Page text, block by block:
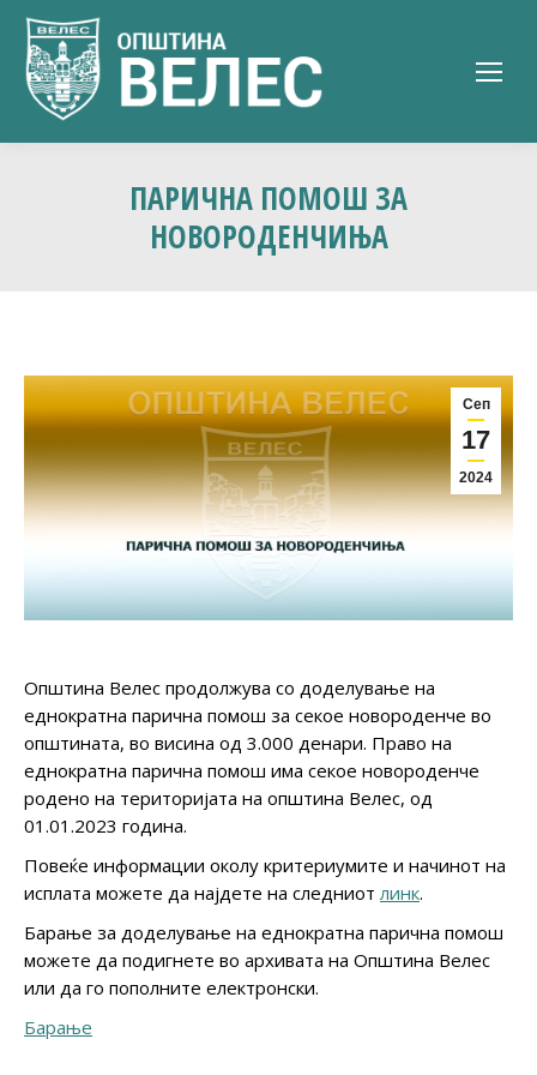
ПАРИЧНА ПОМОШ ЗА
НОВОРОДЕНЧИЊА
Сеп
17
2024
Општина Велес продолжува со доделување на
еднократна парична помош за секое новороденче во
општината, во висина од 3.000 денари. Право на
еднократна парична помош има секое новороденче
родено на територијата на општина Велес, од
01.01.2023 година.
Повеќе информации околу критериумите и начинот на
исплата можете да најдете на следниот линк.
Барање за доделување на еднократна парична помош
можете да подигнете во архивата на Општина Велес
или да го пополните електронски.
Барање